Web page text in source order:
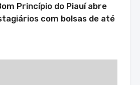
Princípio do Piauí abre
com bolsas de até